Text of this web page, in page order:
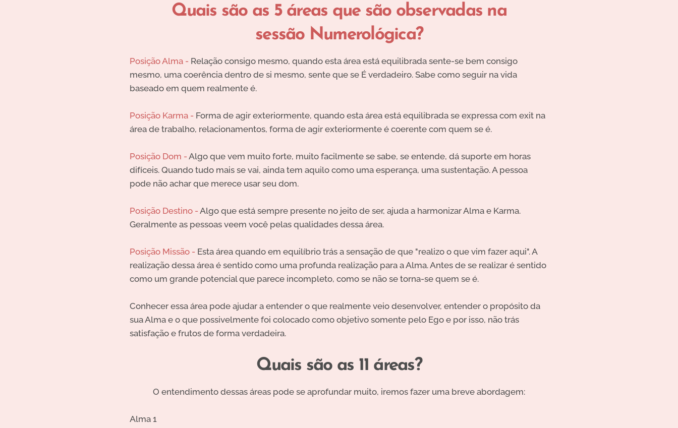
Quais são as 5 áreas que são observadas na
sessão Numerológica?
Posição Alma - Relação consigo mesmo, quando esta área está equilibrada sente-se bem consigo
mesmo, uma coerência dentro de si mesmo, sente que se É verdadeiro. Sabe como seguir na vida
baseado em quem realmente é.
Posição Karma - Forma de agir exteriormente, quando esta área está equilibrada se expressa com exit na
área de trabalho, relacionamentos, forma de agir exteriormente é coerente com quem se é.
Posição Dom - Algo que vem muito forte, muito facilmente se sabe, se entende, dá suporte em horas
difíceis. Quando tudo mais se vai, ainda tem aquilo como uma esperança, uma sustentação. A pessoa
pode não achar que merece usar seu dom.
Posição Destino - Algo que está sempre presente no jeito de ser, ajuda a harmonizar Alma e Karma.
Geralmente as pessoas veem você pelas qualidades dessa área.
Posição Missão - Esta área quando em equilíbrio trás a sensação de que "realizo o que vim fazer aqui". A
realização dessa área é sentido como uma profunda realização para a Alma. Antes de se realizar é sentido
como um grande potencial que parece incompleto, como se não se torna-se quem se é.
Conhecer essa área pode ajudar a entender o que realmente veio desenvolver, entender o propósito da
sua Alma e o que possivelmente foi colocado como objetivo somente pelo Ego e por isso, não trás
satisfação e frutos de forma verdadeira.
Quais são as 11 áreas?
O entendimento dessas áreas pode se aprofundar muito, iremos fazer uma breve abordagem:
Alma 1